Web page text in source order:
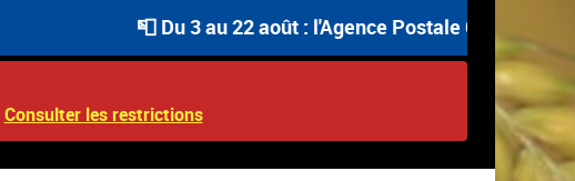
📮 Du 3 au 22 août : l'Agence Postale Communale est
Consulter les restrictions